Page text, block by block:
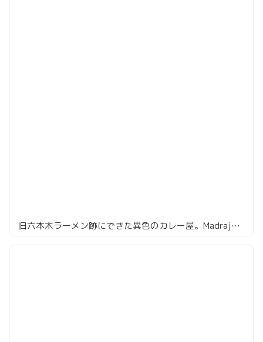
旧六本木ラーメン跡にできた異色のカレー屋。MadrajCafe